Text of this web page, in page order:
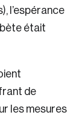
l’espérance
était
de
les mesures